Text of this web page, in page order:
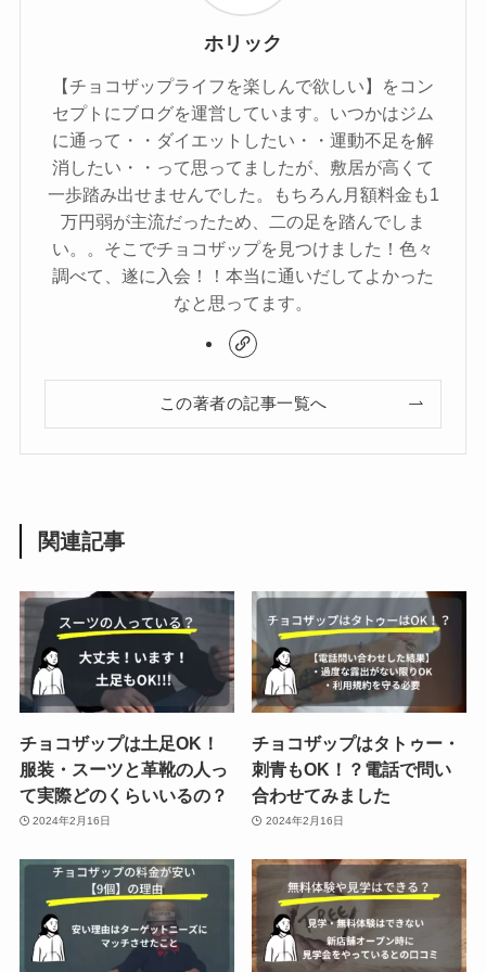
ホリック
【チョコザップライフを楽しんで欲しい】をコン
セプトにブログを運営しています。いつかはジム
に通って・・ダイエットしたい・・運動不足を解
消したい・・って思ってましたが、敷居が高くて
一歩踏み出せませんでした。もちろん月額料金も1
万円弱が主流だったため、二の足を踏んでしま
い。。そこでチョコザップを見つけました！色々
調べて、遂に入会！！本当に通いだしてよかった
なと思ってます。
この著者の記事一覧へ
関連記事
チョコザップは土足OK！
服装・スーツと革靴の人っ
て実際どのくらいいるの？
2024年2月16日
チョコザップはタトゥー・
刺青もOK！？電話で問い
合わせてみました
2024年2月16日